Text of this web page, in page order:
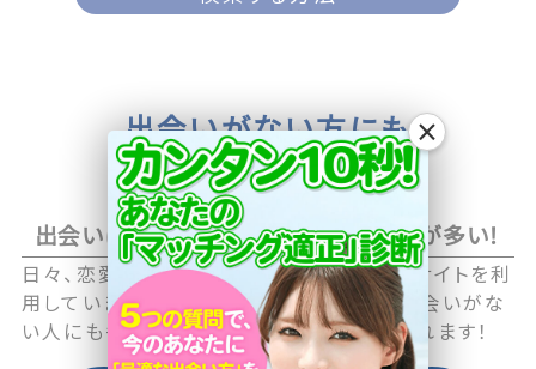
出会いがない方にも
お相手が見つかる
出会いに積極的なアクティブユーザーが多い！
日々、恋愛や恋活に積極的な男性・女性がサイトを利
用していますので職場や日常生活の中で出会いがな
い人にも毎日新しい出会いのチャンスが訪れます！
×